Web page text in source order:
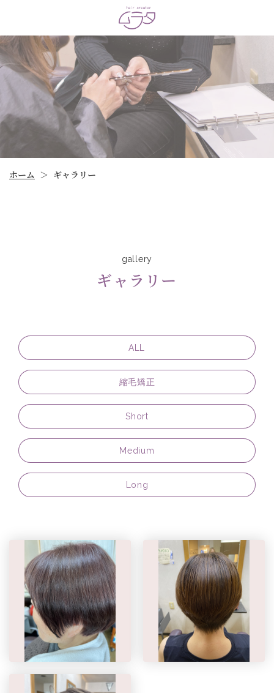
ホーム ＞ ギャラリー
gallery
ギャラリー
ALL
縮毛矯正
Short
Medium
Long